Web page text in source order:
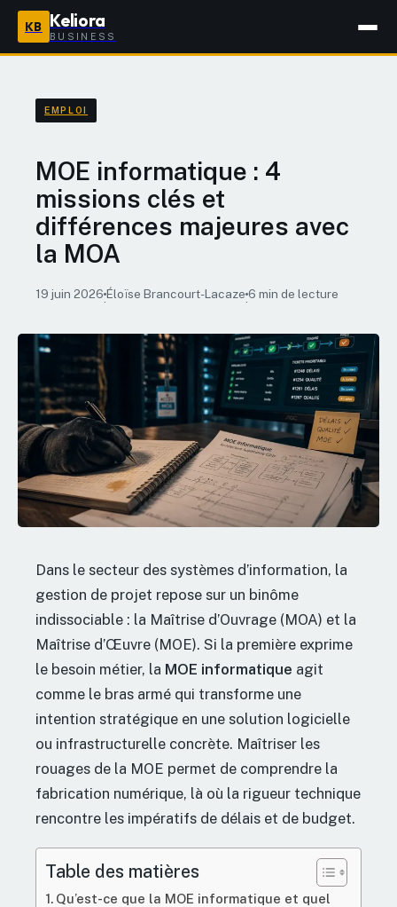
KB Keliora
BUSINESS
EMPLOI
MOE informatique : 4
missions clés et
différences majeures avec
la MOA
19 juin 2026
·
Éloïse Brancourt-Lacaze
·
6 min de lecture
Dans le secteur des systèmes d’information, la
gestion de projet repose sur un binôme
indissociable : la Maîtrise d’Ouvrage (MOA) et la
Maîtrise d’Œuvre (MOE). Si la première exprime
le besoin métier, la MOE informatique agit
comme le bras armé qui transforme une
intention stratégique en une solution logicielle
ou infrastructurelle concrète. Maîtriser les
rouages de la MOE permet de comprendre la
fabrication numérique, là où la rigueur technique
rencontre les impératifs de délais et de budget.
Table des matières
Qu’est-ce que la MOE informatique et quel